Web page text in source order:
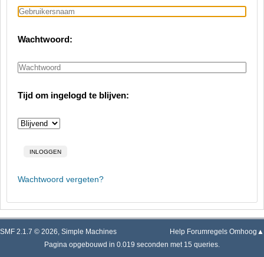
Wachtwoord:
Tijd om ingelogd te blijven:
Wachtwoord vergeten?
SMF 2.1.7 © 2026, Simple Machines Help Forumregels Omhoog▲
Pagina opgebouwd in 0.019 seconden met 15 queries.